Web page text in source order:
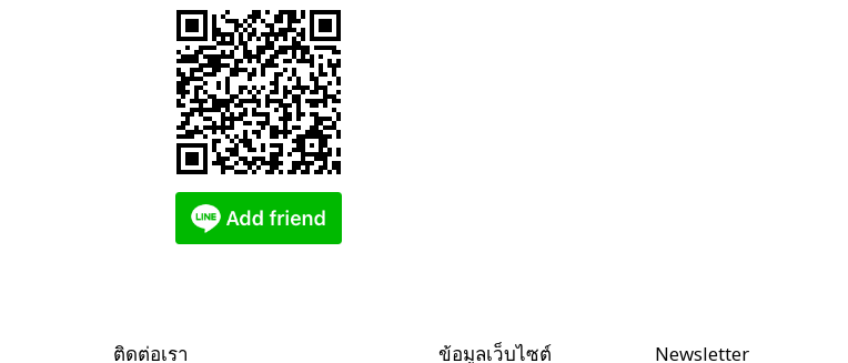
ติดต่อเรา ข้อมูลเว็บไซต์ Newsletter